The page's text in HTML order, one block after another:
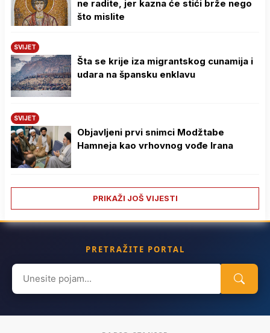
ne radite, jer kazna će stići brže nego
što mislite
SVIJET
Šta se krije iza migrantskog cunamija i
udara na špansku enklavu
SVIJET
Objavljeni prvi snimci Modžtabe
Hamneja kao vrhovnog vođe Irana
PRIKAŽI JOŠ VIJESTI
PRETRAŽITE PORTAL
Search
for: